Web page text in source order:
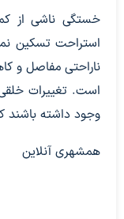
استراحت تسکین
ناراحتی مفاصل و
است. تغییرات
وجود داشته باشند
همشهری آنلاین